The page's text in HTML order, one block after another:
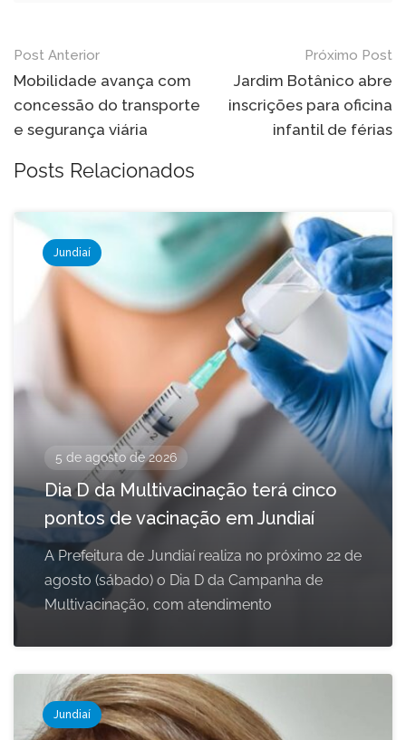
Navegação
de
Post
Post Anterior
Mobilidade avança com
concessão do transporte
e segurança viária
Próximo Post
Jardim Botânico abre
inscrições para oficina
infantil de férias
Posts Relacionados
Jundiaí
5 de agosto de 2026
Dia D da Multivacinação terá cinco
pontos de vacinação em Jundiaí
A Prefeitura de Jundiaí realiza no próximo 22 de
agosto (sábado) o Dia D da Campanha de
Multivacinação, com atendimento
Jundiaí